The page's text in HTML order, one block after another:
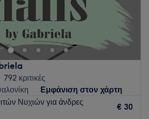
στην Καλαμαριά είναι ένας μοντέρνος
με μηχανήματα τελευταίας τεχνολογίας
προσωπικό που προσφέρει μεγάλη
προσώπου, σώματος, νυχιών και
η προσωπική ευεξία και η
βασικά στοιχεία για μια ευτυχισμένη
είναι να σου χαρίσουν μια
που θα σε κάνει να νιώσεις ευεξία
792 κριτικές
Εμφάνιση στον χάρτη
Νυχιών για άνδρες
€ 30